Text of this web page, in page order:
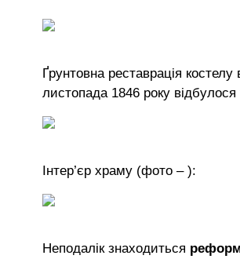
Ґрунтовна реставрація
листопада 1846 року
Інтер’єр храму (фото – ):
Неподалік знаходиться